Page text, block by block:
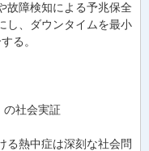
故障検知による予兆保全
し、ダウンタイムを最小
る。
の社会実証
る熱中症は深刻な社会問